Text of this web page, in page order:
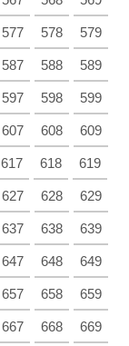
577 578 579
587 588 589
597 598 599
607 608 609
617 618 619
627 628 629
637 638 639
647 648 649
657 658 659
667 668 669